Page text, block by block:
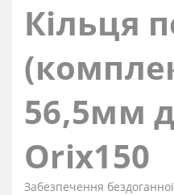
Кільця
56,5мм
Orix150
Забезпечення